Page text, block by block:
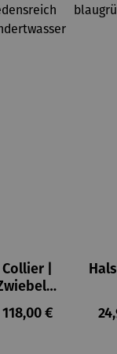
Collier |
rm –
Friedensr
Regulärer Preis:
118,00 €